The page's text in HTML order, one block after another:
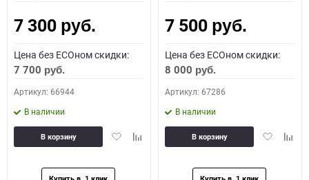
7 300 руб.
Цена без ECOном скидки:
7 700 руб.
Артикул: 66944
В наличии
ДобавитьДобавить
В корзину
7 500 руб.
Цена без ECOном скидки:
8 000 руб.
Артикул: 67286
В наличии
Добавить
В корзину